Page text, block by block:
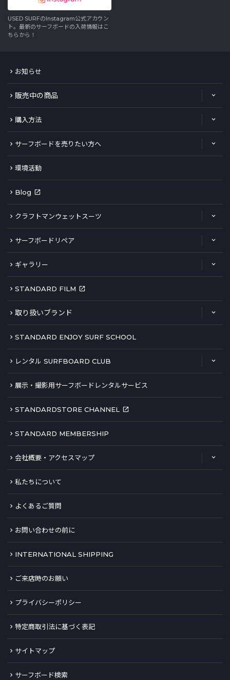
USED SURFのInstagram公式アカウン
ト。最新のサーフボードの入荷情報はこ
ちらから！
お知らせ
販売中の商品
購入方法
サーフボードを売りたい方へ
環境活動
Blog
クラフトマンウェットスーツ
サーフボードリペア
ギャラリー
STANDARD FILM
取り扱いブランド
STANDARD ENJOY SURF SCHOOL
レンタル SURFBOARD CLUB
展示・撮影用サーフボードレンタルサービス
STANDARDSTORE CHANNEL
STANDARD MEMBERSHIP
会社概要・アクセスマップ
私たちについて
よくあるご質問
お問い合わせの前に
INTERNATIONAL SHIPPING
ご来店時のお願い
プライバシーポリシー
特定商取引法に基づく表記
サイトマップ
サーフボード検索